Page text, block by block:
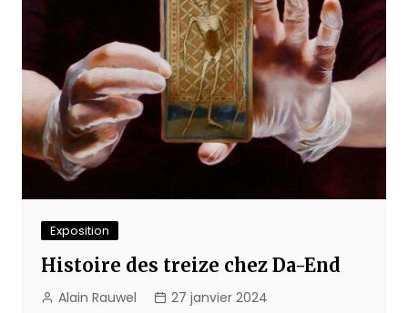
Exposition
Histoire des treize chez Da-End
Alain Rauwel 27 janvier 2024